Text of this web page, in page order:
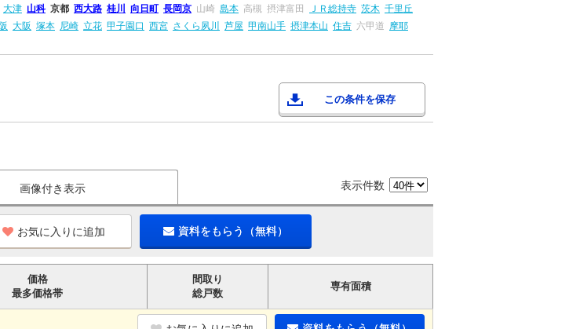
大津 山科 京都 西大路 桂川 向日町 長岡京 山崎 島本 高槻 摂津富田 ＪＲ総持寺 茨木 千里丘
大阪 塚本 尼崎 立花 甲子園口 西宮 さくら夙川 芦屋 甲南山手 摂津本山 住吉 六甲道 摩耶
この条件を保存
画像付き表示 表示件数
お気に入りに追加 資料をもらう（無料）
価格
最多価格帯
間取り
総戸数
専有面積